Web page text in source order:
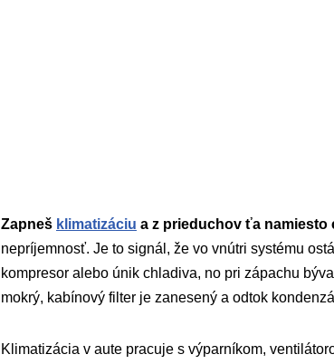
Zapneš klimatizáciu a z prieduchov ťa namiesto
nepríjemnosť. Je to signál, že vo vnútri systému
kompresor alebo únik chladiva, no pri zápachu
mokrý, kabínový filter je zanesený a odtok
Klimatizácia v aute pracuje s výparníkom,